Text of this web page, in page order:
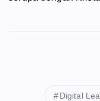
Digital